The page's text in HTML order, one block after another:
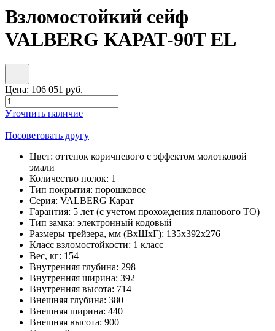
Взломостойкий сейф
VALBERG КАРАТ-90T EL
Цена: 106 051 руб.
Уточнить наличие
Посоветовать другу
Цвет: оттенок коричневого с эффектом молотковой
эмали
Количество полок: 1
Тип покрытия: порошковое
Серия: VALBERG Карат
Гарантия: 5 лет (с учетом прохождения планового ТО)
Тип замка: электронный кодовый
Размеры трейзера, мм (ВхШхГ): 135х392х276
Класс взломостойкости: 1 класс
Вес, кг: 154
Внутренняя глубина: 298
Внутренняя ширина: 392
Внутренняя высота: 714
Внешняя глубина: 380
Внешняя ширина: 440
Внешняя высота: 900